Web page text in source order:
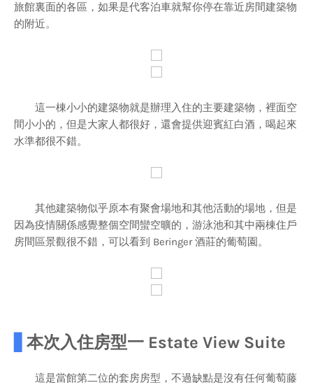
旅館裏面的各區，如果是代客泊車就幫你停在靠近房間建築物
的附近。
這一棟小小的建築物就是辦理入住的主要建築物，裡面空
間小小的，但是大家人都很好，還會提供迎賓紅白酒，喝起來
水準都很不錯。
其他建築物似乎原本有聚會場地和其他活動的場地，但是
因為疫情關係感覺整個空間蠻空曠的，游泳池和其中兩棟住戶
房間區景觀很不錯，可以看到 Beringer 酒莊的葡萄園。
本次入住房型一 Estate View Suite
這是當館第二位的套房房型，不過缺點是沒有任何葡萄藤